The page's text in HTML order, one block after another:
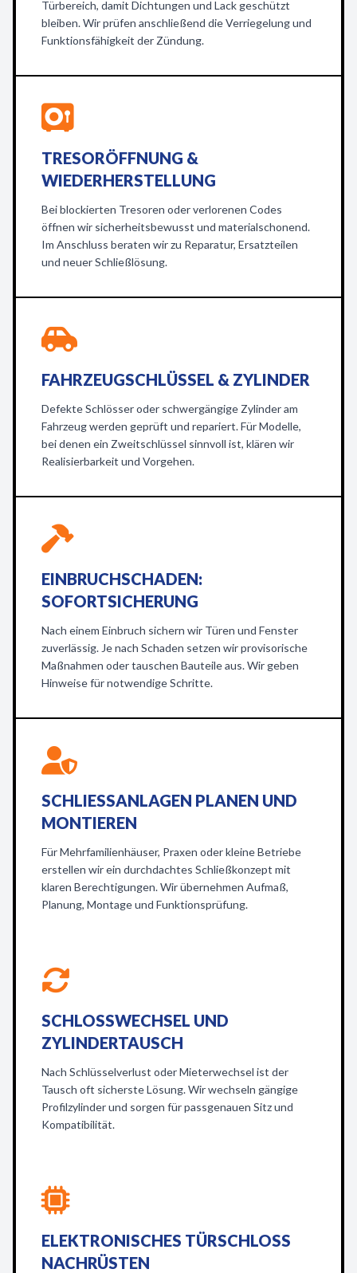
Türbereich, damit Dichtungen und Lack geschützt
bleiben. Wir prüfen anschließend die Verriegelung und
Funktionsfähigkeit der Zündung.
TRESORÖFFNUNG &
WIEDERHERSTELLUNG
Bei blockierten Tresoren oder verlorenen Codes
öffnen wir sicherheitsbewusst und materialschonend.
Im Anschluss beraten wir zu Reparatur, Ersatzteilen
und neuer Schließlösung.
FAHRZEUGSCHLÜSSEL & ZYLINDER
Defekte Schlösser oder schwergängige Zylinder am
Fahrzeug werden geprüft und repariert. Für Modelle,
bei denen ein Zweitschlüssel sinnvoll ist, klären wir
Realisierbarkeit und Vorgehen.
EINBRUCHSCHADEN:
SOFORTSICHERUNG
Nach einem Einbruch sichern wir Türen und Fenster
zuverlässig. Je nach Schaden setzen wir provisorische
Maßnahmen oder tauschen Bauteile aus. Wir geben
Hinweise für notwendige Schritte.
SCHLIESSANLAGEN PLANEN UND M
ONTIEREN
Für Mehrfamilienhäuser, Praxen oder kleine Betriebe
erstellen wir ein durchdachtes Schließkonzept mit
klaren Berechtigungen. Wir übernehmen Aufmaß,
Planung, Montage und Funktionsprüfung.
SCHLOSSWECHSEL UND
ZYLINDERTAUSCH
Nach Schlüsselverlust oder Mieterwechsel ist der
Tausch oft sicherste Lösung. Wir wechseln gängige
Profilzylinder und sorgen für passgenauen Sitz und
Kompatibilität.
ELEKTRONISCHES TÜRSCHLOSS
NACHRÜSTEN